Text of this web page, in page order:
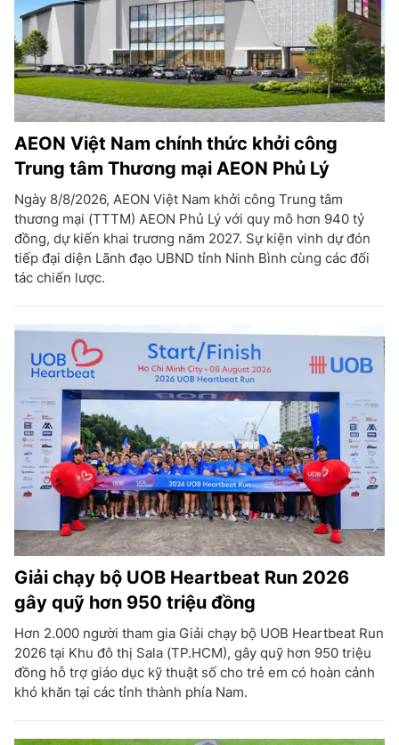
AEON Việt Nam chính thức khởi công
Trung tâm Thương mại AEON Phủ Lý
Ngày 8/8/2026, AEON Việt Nam khởi công Trung tâm
thương mại (TTTM) AEON Phủ Lý với quy mô hơn 940 tỷ
đồng, dự kiến khai trương năm 2027. Sự kiện vinh dự đón
tiếp đại diện Lãnh đạo UBND tỉnh Ninh Bình cùng các đối
tác chiến lược.
Giải chạy bộ UOB Heartbeat Run 2026
gây quỹ hơn 950 triệu đồng
Hơn 2.000 người tham gia Giải chạy bộ UOB Heartbeat Run
2026 tại Khu đô thị Sala (TP.HCM), gây quỹ hơn 950 triệu
đồng hỗ trợ giáo dục kỹ thuật số cho trẻ em có hoàn cảnh
khó khăn tại các tỉnh thành phía Nam.